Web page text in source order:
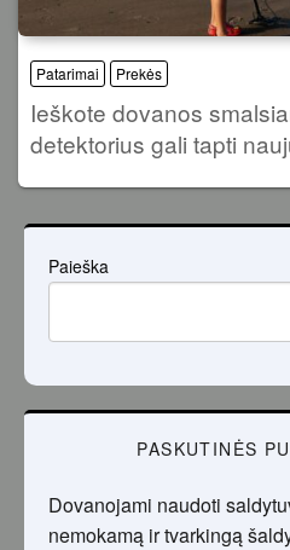
Patarimai Prekės
Ieškote dovanos
detektorius gali tapti
Paieška
PASKUTINĖS
Dovanojami naudoti
nemokamą ir tvarkingą